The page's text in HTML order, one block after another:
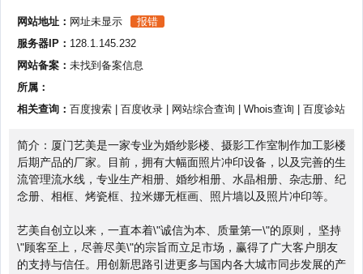
网站地址： 网址未显示
报错
服务器IP： 128.1.145.232
网站备案： 未找到备案信息
所属：
相关查询： 百度搜索 百度收录 网站综合查询 Whois查询 百度诊站
简介：厦门艺美是一家专业为婚纱影楼、摄影工作室制作加工影楼
后期产品的厂家。目前，拥有大幅面照片冲印设备，以及完善的生
流管理流水线，专业生产相册、婚纱相册、水晶相册、杂志册、纪
念册、相框、烤瓷框、拉米娜无框画、照片墙以及照片冲印等。
艺美自创立以来，一直本着\"诚信为本、质量第一\"的原则， 坚持
\"顾客至上，尽善尽美\"的宗旨而立足市场，赢得了广大客户朋友
的支持与信任。用创新思路引进更多与国内各大城市同步发展的产